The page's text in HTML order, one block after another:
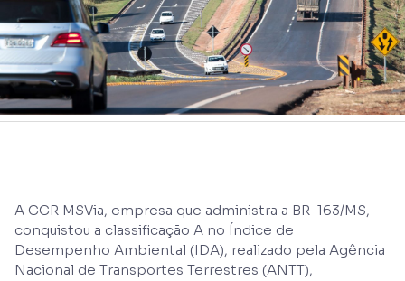
A CCR MSVia, empresa que administra a BR-163/MS,
conquistou a classificação A no Índice de
Desempenho Ambiental (IDA), realizado pela Agência
Nacional de Transportes Terrestres (ANTT),